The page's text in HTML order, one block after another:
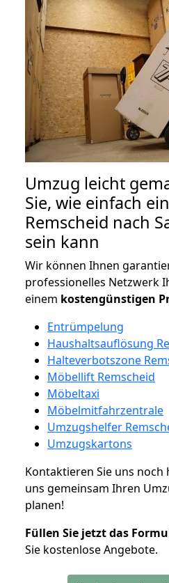
Umzug leicht
Sie, wie einfach
Remscheid nach
sein kann
Wir können Ihnen
professionelles Netzwerk
einem kostengünstigen
Entrümpelung
Haushaltsauflösung
Halteverbotszone
Möbellift Remscheid
Möbeltaxi
Möbelmitfahrzentrale
Umzugshelfer
Umzugskartons
Kontaktieren Sie uns noch
uns gemeinsam Ihren
planen!
Füllen Sie jetzt das
Sie kostenlose Angebote.